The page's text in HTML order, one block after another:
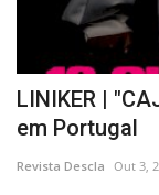
LINIKER |
em Portugal
Revista Descla Out 3,